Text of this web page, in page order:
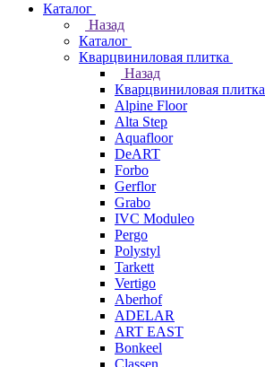
Каталог
Назад
Каталог
Кварцвиниловая плитка
Назад
Кварцвиниловая плитка
Alpine Floor
Alta Step
Aquafloor
DeART
Forbo
Gerflor
Grabo
IVC Moduleo
Pergo
Polystyl
Tarkett
Vertigo
Aberhof
ADELAR
ART EAST
Bonkeel
Classen